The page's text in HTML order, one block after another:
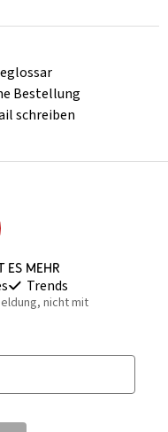
Bestellung
schreiben
mehr
Trends
nicht mit